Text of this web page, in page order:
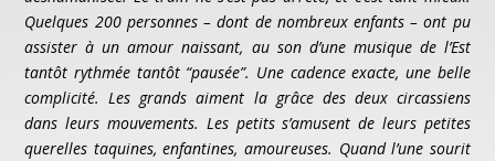
Quelques 200 personnes – dont de nombreux enfants – ont pu
assister à un amour naissant, au son d’une musique de l’Est
tantôt rythmée tantôt “pausée”. Une cadence exacte, une belle
complicité. Les grands aiment la grâce des deux circassiens
dans leurs mouvements. Les petits s’amusent de leurs petites
querelles taquines, enfantines, amoureuses. Quand l’une sourit